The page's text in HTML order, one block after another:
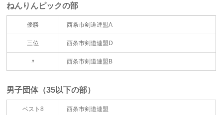
ねんりんピックの部
優勝 西条市剣道連盟A
三位 西条市剣道連盟D
〃 西条市剣道連盟B
男子団体（35以下の部）
ベスト8 西条市剣道連盟